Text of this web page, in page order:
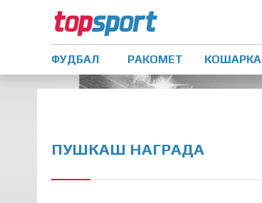
ФУДБАЛ РАКОМЕТ КОШАРКА
ПУШКАШ НАГРАДА